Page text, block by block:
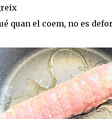
quan el coem, no es